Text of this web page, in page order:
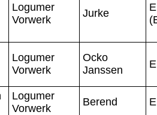
Logumer
Vorwerk
Jurke
Logumer
Vorwerk
Ocko
Janssen
Logumer
Vorwerk
Berend